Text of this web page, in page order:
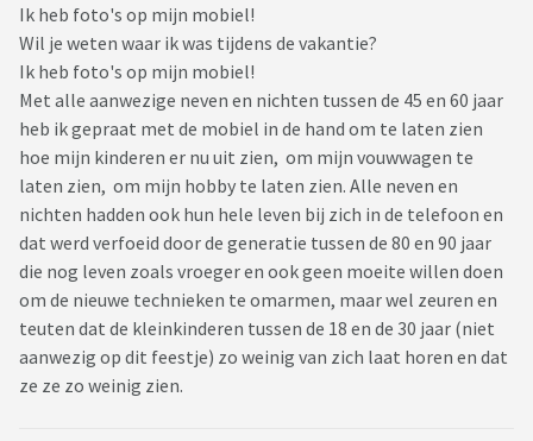
Ik heb foto's op mijn mobiel!
Wil je weten waar ik was tijdens de vakantie?
Ik heb foto's op mijn mobiel!
Met alle aanwezige neven en nichten tussen de 45 en 60 jaar
heb ik gepraat met de mobiel in de hand om te laten zien
hoe mijn kinderen er nu uit zien, om mijn vouwwagen te
laten zien, om mijn hobby te laten zien. Alle neven en
nichten hadden ook hun hele leven bij zich in de telefoon en
dat werd verfoeid door de generatie tussen de 80 en 90 jaar
die nog leven zoals vroeger en ook geen moeite willen doen
om de nieuwe technieken te omarmen, maar wel zeuren en
teuten dat de kleinkinderen tussen de 18 en de 30 jaar (niet
aanwezig op dit feestje) zo weinig van zich laat horen en dat
ze ze zo weinig zien.